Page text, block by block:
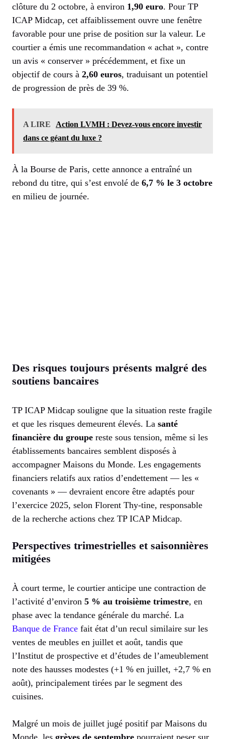
clôture du 2 octobre, à environ 1,90 euro. Pour TP
ICAP Midcap, cet affaiblissement ouvre une fenêtre
favorable pour une prise de position sur la valeur. Le
courtier a émis une recommandation « achat », contre
un avis « conserver » précédemment, et fixe un
objectif de cours à 2,60 euros, traduisant un potentiel
de progression de près de 39 %.
A LIRE
Action LVMH : Devez-vous encore investir
dans ce géant du luxe ?
À la Bourse de Paris, cette annonce a entraîné un
rebond du titre, qui s’est envolé de 6,7 % le 3 octobre
en milieu de journée.
Des risques toujours présents malgré des
soutiens bancaires
TP ICAP Midcap souligne que la situation reste fragile
et que les risques demeurent élevés. La santé
financière du groupe reste sous tension, même si les
établissements bancaires semblent disposés à
accompagner Maisons du Monde. Les engagements
financiers relatifs aux ratios d’endettement — les «
covenants » — devraient encore être adaptés pour
l’exercice 2025, selon Florent Thy-tine, responsable
de la recherche actions chez TP ICAP Midcap.
Perspectives trimestrielles et saisonnières
mitigées
À court terme, le courtier anticipe une contraction de
l’activité d’environ 5 % au troisième trimestre, en
phase avec la tendance générale du marché. La
Banque de France fait état d’un recul similaire sur les
ventes de meubles en juillet et août, tandis que
l’Institut de prospective et d’études de l’ameublement
note des hausses modestes (+1 % en juillet, +2,7 % en
août), principalement tirées par le segment des
cuisines.
Malgré un mois de juillet jugé positif par Maisons du
Monde, les grèves de septembre pourraient peser sur